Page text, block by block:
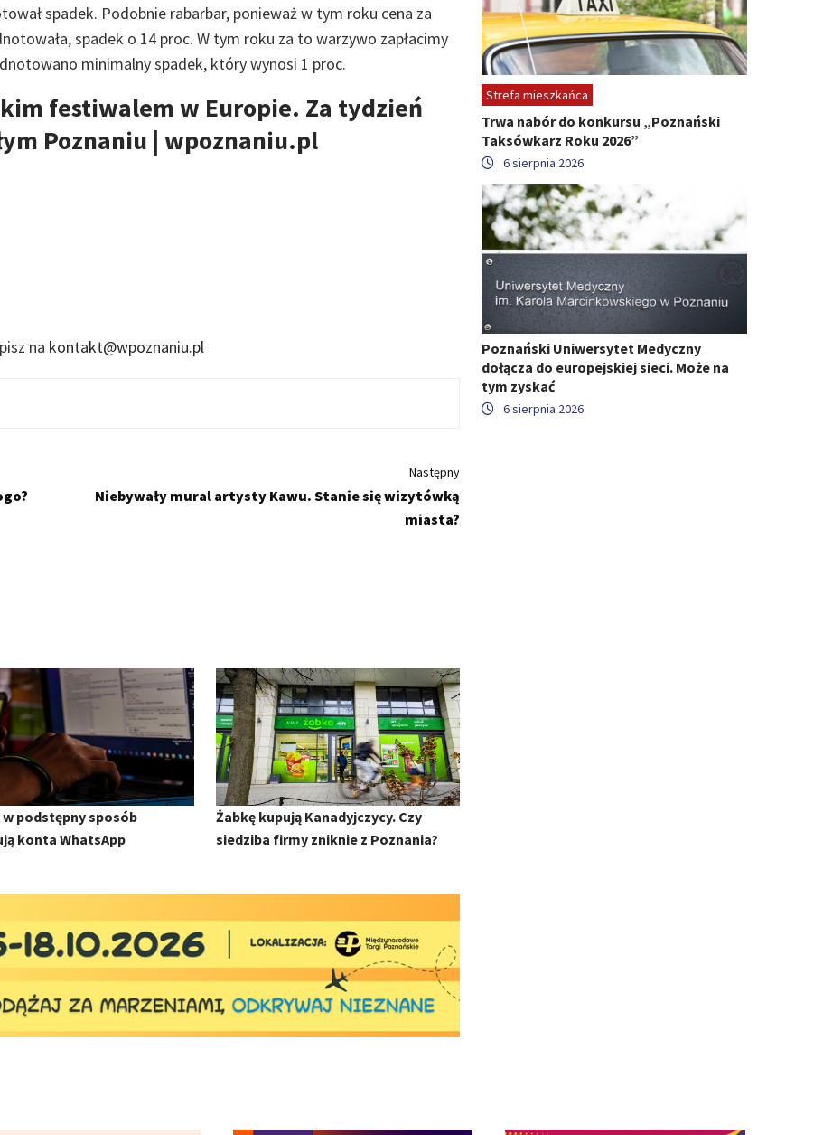
spadek. Podobnie rabarbar, ponieważ w tym roku cena za
spadek o 14 proc. W tym roku za to warzywo zapłacimy
minimalny spadek, który wynosi 1 proc.
festiwalem w Europie. Za tydzień
Poznaniu | wpoznaniu.pl
na kontakt@wpoznaniu.pl
Następny
Niebywały mural artysty Kawu. Stanie się wizytówką
miasta?
w podstępny sposób
konta WhatsApp
Żabkę kupują Kanadyjczycy. Czy
siedziba firmy zniknie z Poznania?
Strefa mieszkańca
Trwa nabór do konkursu „Poznański
Taksówkarz Roku 2026”
6 sierpnia 2026
Poznański Uniwersytet Medyczny
dołącza do europejskiej sieci. Może na
tym zyskać
6 sierpnia 2026